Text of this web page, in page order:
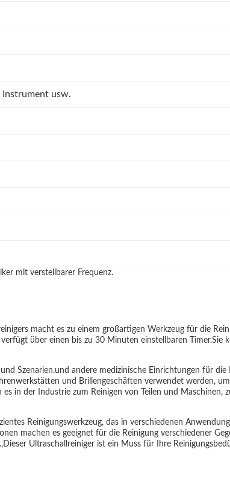
Instrument usw.
mit verstellbarer Frequenz.
macht es zu einem großartigen Werkzeug für die
über einen bis zu 30 Minuten einstellbaren Timer.Sie
Szenarien.und andere medizinische Einrichtungen für die
und Brillengeschäften verwendet werden,
in der Industrie zum Reinigen von Teilen und Maschinen,
Reinigungswerkzeug, das in verschiedenen
machen es geeignet für die Reinigung verschiedener
Ultraschallreiniger ist ein Muss für Ihre